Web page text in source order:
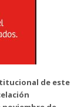
de este